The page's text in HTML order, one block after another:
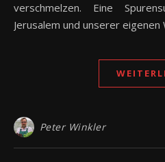
verschmelzen. Eine
Jerusalem und unserer eigenen
Peter Winkler